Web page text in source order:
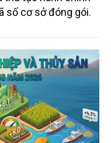
36/2026/NQ-CP
thủ tục hành chính
số cơ sở đóng gói.